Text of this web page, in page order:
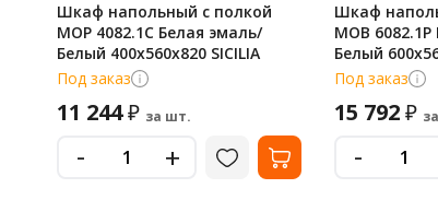
Шкаф напольный с полкой
MOP 4082.1C Белая эмаль/
Белый 400х560х820 SICILIA
Под заказ
11 244₽ за шт.
- +
Шкаф
MOB
Белый
Под заказ
15 792₽
-